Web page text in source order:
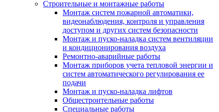
Строительные и монтажные работы
Монтаж систем пожарной автоматики,
видеонаблюдения, контроля и управления
доступом и других систем безопасности
Монтаж и пуско-наладка систем вентиляции
и кондиционирования воздуха
Ремонтно-аварийные работы
Монтаж приборов учета тепловой энергии и
систем автоматического регулирования ее
подачи
Монтаж и пуско-наладка лифтов
Общестроительные работы
Специальные работы